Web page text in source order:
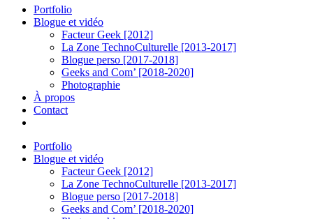
Menu
Portfolio
Blogue et vidéo
Facteur Geek [2012]
La Zone TechnoCulturelle [2013-2017]
Blogue perso [2017-2018]
Geeks and Com’ [2018-2020]
Photographie
À propos
Contact
Portfolio
Blogue et vidéo
Facteur Geek [2012]
La Zone TechnoCulturelle [2013-2017]
Blogue perso [2017-2018]
Geeks and Com’ [2018-2020]